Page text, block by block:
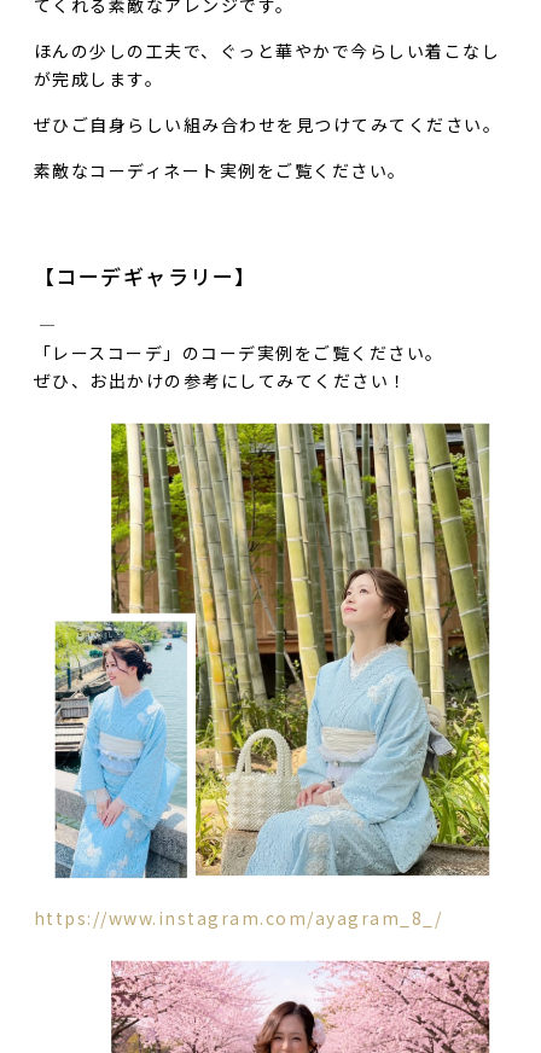
ほんの少しの工夫で、ぐっと華やかで今らしい着こなし
が完成します。
ぜひご自身らしい組み合わせを見つけてみてください。
素敵なコーディネート実例をご覧ください。
【コーデギャラリー】
――――――――――
「レースコーデ」のコーデ実例をご覧ください。
ぜひ、お出かけの参考にしてみてください！
https://www.instagram.com/ayagram_8_/